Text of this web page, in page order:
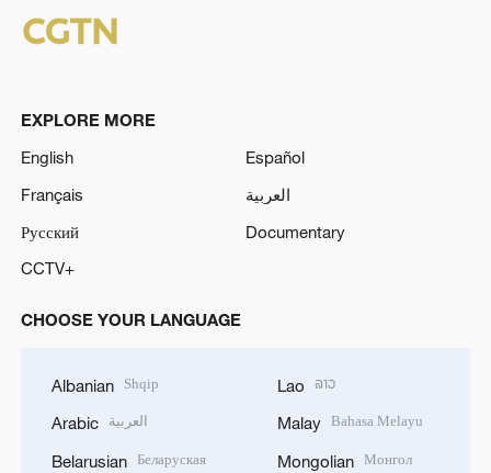
EXPLORE MORE
English
Español
Français
العربية
Русский
Documentary
CCTV+
CHOOSE YOUR LANGUAGE
Albanian Shqip
Arabic العربية
Belarusian Беларуская
Lao ລາວ
Malay Bahasa Melayu
Mongolian Монгол